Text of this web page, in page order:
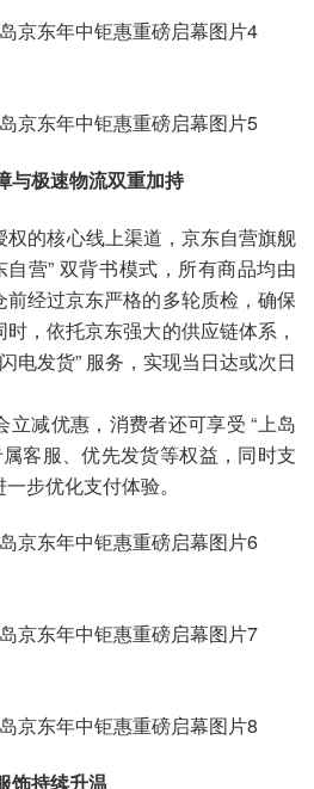
与极速物流双重加持
的核心线上渠道，京东自营旗舰
自营” 双背书模式，所有商品均由
经过京东严格的多轮质检，确保
，依托京东强大的供应链体系，
电发货” 服务，实现当日达或次日
减优惠，消费者还可享受 “上岛
客服、优先发货等权益，同时支
步优化支付体验。
饰持续升温